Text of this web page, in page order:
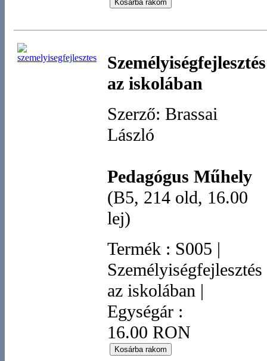
Személyiségfejlesztés
az iskolában
Szerző: Brassai
László
Pedagógus Műhely
(B5, 214 old, 16.00
lej)
Termék : S005 |
Személyiségfejlesztés
az iskolában |
Egységár :
16.00 RON